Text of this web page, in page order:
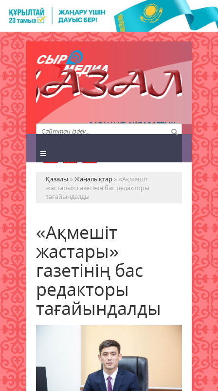
QAZALY.KZ АҚПАРАТТЫҚ
АГЕНТТІГІ
Қазалы »Жаңалықтар » «Ақмешіт
жастары» газетінің бас редакторы
тағайындалды
«Ақмешіт
жастары»
газетінің бас
редакторы
тағайындалды